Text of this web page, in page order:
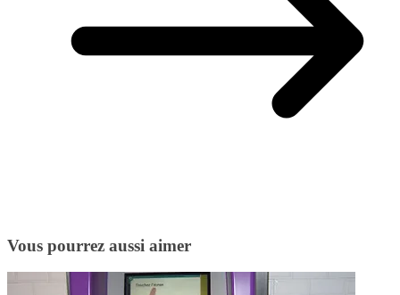
Vous pourrez aussi aimer